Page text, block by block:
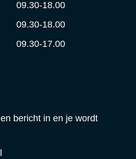
09.30-18.00
09.30-18.00
09.30-17.00
bericht in en je wordt